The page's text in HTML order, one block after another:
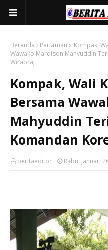
Beranda Pariaman
Kompak,
Wawako Mardison Mahyuddin
Wirabraj
Kompak, Wali
Bersama
Mahyuddin
Komandan
beritaeditor Rabu, Januari